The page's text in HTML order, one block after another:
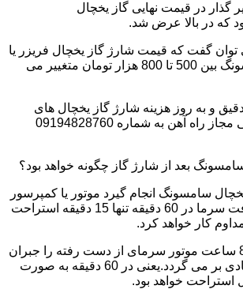
گذار در قیمت نهایی گاز یخچال
که در بالا عرض شد.
گفت که قیمت شارژ گاز یخچال فریزر یا
ساید بای ساید سامسونگ بین 500 تا 800 هزار تومان متغییر می
و به روز هزینه شارژ گاز یخچال های
سامسونگ با نمایندگی مجاز راه آهن به شماره 09194828760
بعد از شارژ گاز چگونه خواهد بود؟
سامسونگ انجام گیرد موتور یا کمپرسور
یخچال برای جبران افت سرما در 60 دقیقه تنها 15 دقیقه استراحت
کار خواهد کرد.
بعد از گذشت 6 الی 8 ساعت موتور سرمای از دست رفته را جبران
می کند و به حالت عادی بر می گردد.یعنی در 60 دقیقه به صورت